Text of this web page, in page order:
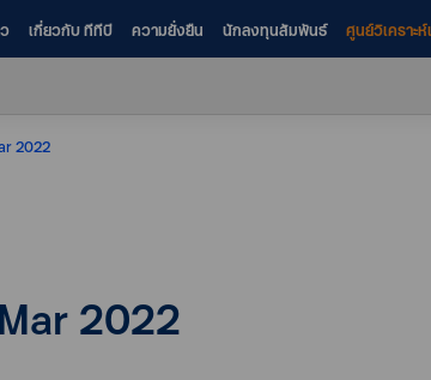
เกี่ยวกับ ทีทีบี ความยั่งยืน นักลงทุนสัมพันธ์ ศูนย์วิเคราะ
2022
2022